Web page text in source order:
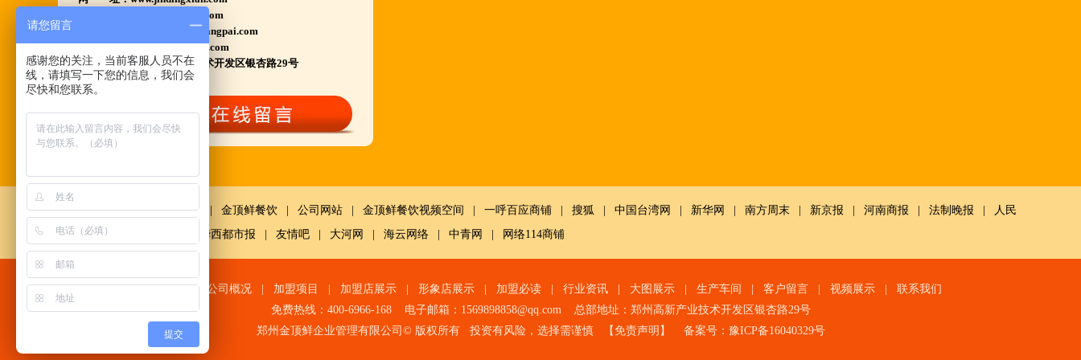
江苏泗洪 沭阳 浙江宁波温州等店.....
河南南阳多家 焦作周口多家店.....
郑州港区 许昌洛阳开封多家店.....
安徽亳州清真店 湖北襄阳店.....
山西晋城 阳泉等店.....
详询公司总监 何恒震 先生:手机/微信18037166596
火爆的网络线上团购及微信营销模式:公司采用派人
上门指导.住店扶持的经营模式,宁夏风味,一锅四吃,
羊排突出鲜,香,嫩;香辣虾口感纯正,营养丰富,回头客
多,易操作,夏天生意更火爆;无需聘厨师;是中小餐饮
店值得信赖的合作伙伴,适合餐饮店快速创业.有意向
加盟的朋友,公司派人为您选址、设计门店;办理营业
www.huyangpai.com
www.ningxiahuyangpai.com
电子邮件：1569898858@qq.com
总部地址：郑州高新产业技术开发区银杏路29号
鼎鲜餐饮 金顶鲜餐饮 公司网站 金顶鲜餐饮视频空间 一呼百应商铺 搜狐 中国台湾网 新华网 南方周末 新京报 河南商报 法制晚报
人民
网
| 中国经济网千龙网 华西都市报 友情吧 大河网 海云网络 中青网 网络114商铺
网站首页| 公司概况| 加盟项目 加盟店展示| 形象店展示| 加盟必读| 行业资讯| 大图展示| 生产车间 客户留言| 视频展示| 联系我们
免费热线：400-6966-168 电子邮箱：1569898858@qq.com 总部地址：郑州高新产业技术开发区银杏路29号
郑州金顶鲜企业管理有限公司© 版权所有 投资有风险，选择需谨慎 【免责声明 】 备案号： 豫ICP备16040329号
请您留言
感谢您的关注，当前客服人员不在
线，请填写一下您的信息，我们会
尽快和您联系。
提交